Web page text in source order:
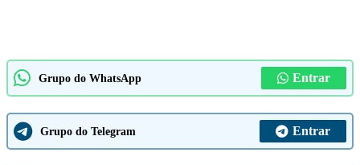
Grupo do WhatsApp Entrar
Grupo do Telegram Entrar